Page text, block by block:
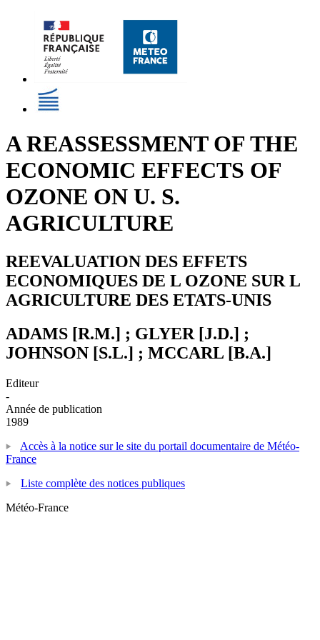
A REASSESSMENT OF THE
ECONOMIC EFFECTS OF
OZONE ON U. S.
AGRICULTURE
REEVALUATION DES EFFETS
ECONOMIQUES DE L OZONE SUR L
AGRICULTURE DES ETATS-UNIS
ADAMS [R.M.] ; GLYER [J.D.] ;
JOHNSON [S.L.] ; MCCARL [B.A.]
Editeur
-
Année de publication
1989
Accès à la notice sur le site du portail documentaire de Météo-
France
Liste complète des notices publiques
Météo-France